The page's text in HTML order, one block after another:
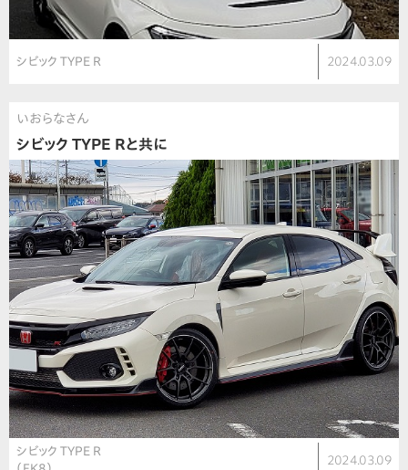
シビック TYPE R 2024.03.09
いおらなさん
シビック TYPE Rと共に
シビック TYPE R
2024.03.09